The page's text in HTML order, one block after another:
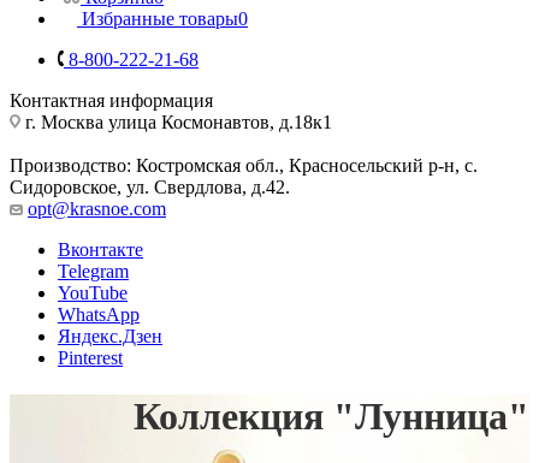
Избранные товары0
8-800-222-21-68
Контактная информация
г. Москва улица Космонавтов, д.18к1
Производство: Костромская обл., Красносельский р-н, с.
Сидоровское, ул. Свердлова, д.42.
opt@krasnoe.com
Вконтакте
Telegram
YouTube
WhatsApp
Яндекс.Дзен
Pinterest
Коллекция "Лунница"